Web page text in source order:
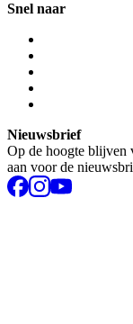
Snel naar
Nieuwsbrief
Op de hoogte blijven
aan voor de